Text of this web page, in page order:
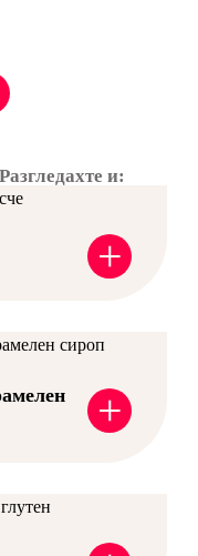
Разгледахте и:
+
+